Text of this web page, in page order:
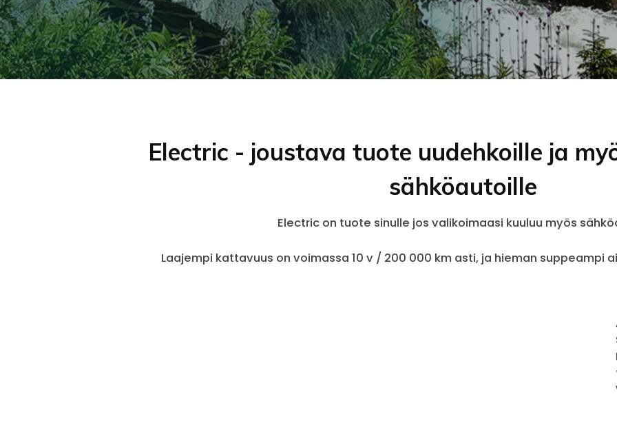
Electric - joustava tuote uudehkoille ja
sähköautoille
Electric on tuote sinulle jos valikoimaasi kuuluu myös
Laajempi kattavuus on voimassa 10 v / 200 000 km asti, ja hieman suppeampi